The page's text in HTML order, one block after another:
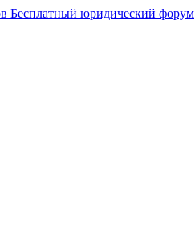
Бесплатный юридический форум